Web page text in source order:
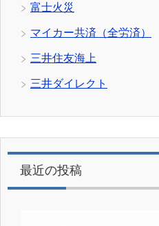
富士火災
マイカー共済（全労済）
三井住友海上
三井ダイレクト
最近の投稿